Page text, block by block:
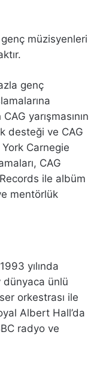
müzisyenleri
genç
yarışmasının
desteği ve CAG
Carnegie
CAG
ile albüm
mentörlük
yılında
dünyaca ünlü
orkestrası ile
Albert Hall’da
radyo ve